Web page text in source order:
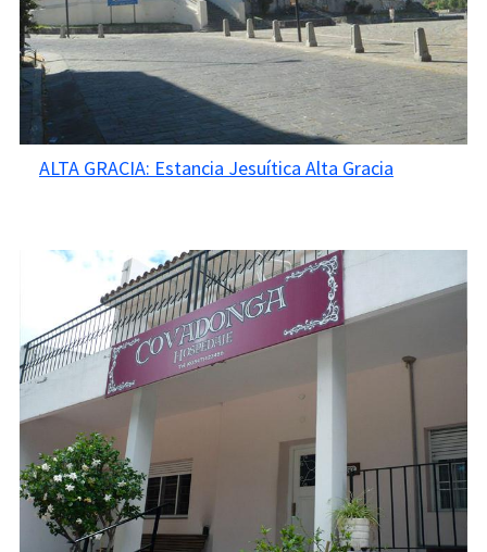
ALTA GRACIA: Estancia Jesuítica Alta Gracia